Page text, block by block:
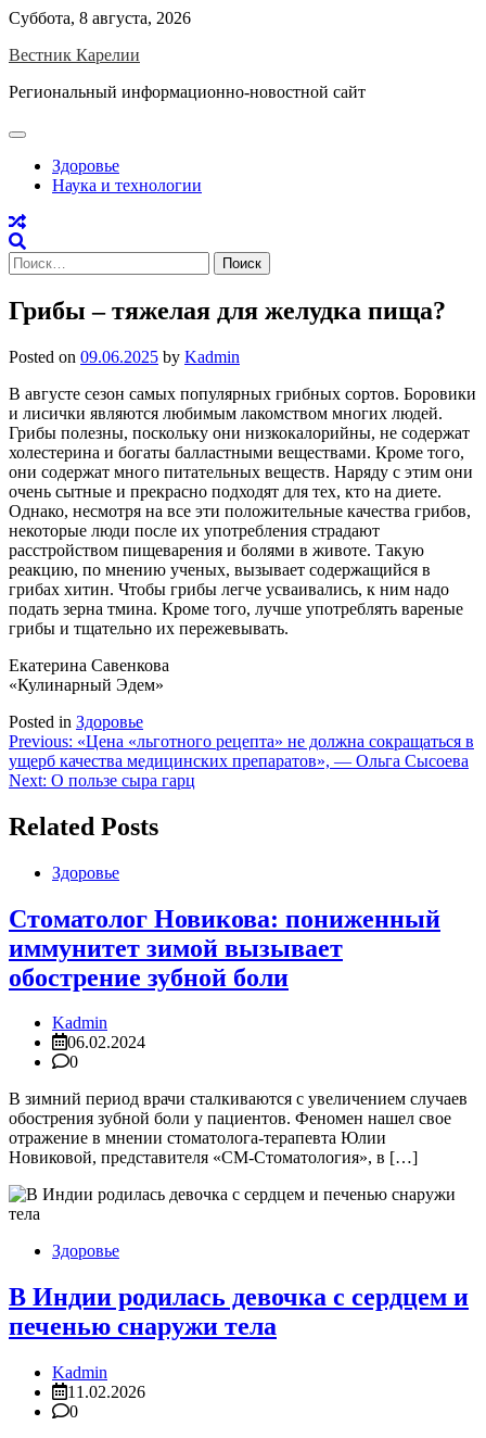
Skip
content
Суббота, 8 августа, 2026
Вестник Карелии
Региональный информационно-новостной сайт
Здоровье
Наука и технологии
Найти:
Грибы – тяжелая для желудка пища?
Posted on 09.06.2025 by Kadmin
В августе сезон самых популярных грибных сортов. Боровики
и лисички являются любимым лакомством многих людей.
Грибы полезны, поскольку они низкокалорийны, не содержат
холестерина и богаты балластными веществами. Кроме того,
они содержат много питательных веществ. Наряду с этим они
очень сытные и прекрасно подходят для тех, кто на диете.
Однако, несмотря на все эти положительные качества грибов,
некоторые люди после их употребления страдают
расстройством пищеварения и болями в животе. Такую
реакцию, по мнению ученых, вызывает содержащийся в
грибах хитин. Чтобы грибы легче усваивались, к ним надо
подать зерна тмина. Кроме того, лучше употреблять вареные
грибы и тщательно их пережевывать.
Екатерина Савенкова
«Кулинарный Эдем»
Posted in Здоровье
Навигация
по
Previous: «Цена «льготного рецепта» не должна сокращаться в
ущерб качества медицинских препаратов», — Ольга Сысоева
Next: О пользе сыра гарц
Related Posts
Здоровье
Стоматолог Новикова: пониженный
иммунитет зимой вызывает
обострение зубной боли
Kadmin
06.02.2024
0
В зимний период врачи сталкиваются с увеличением случаев
обострения зубной боли у пациентов. Феномен нашел свое
отражение в мнении стоматолога-терапевта Юлии
Новиковой, представителя «СМ-Стоматология», в […]
Здоровье
В Индии родилась девочка с сердцем и
печенью снаружи тела
Kadmin
11.02.2026
0